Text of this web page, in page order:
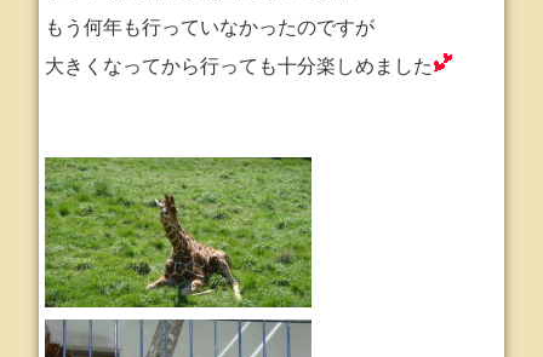
もう何年も行っていなかったのですが
大きくなってから行っても十分楽しめました